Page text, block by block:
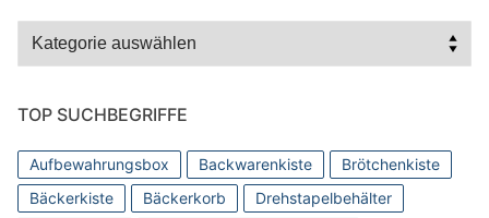
Kategorien
TOP SUCHBEGRIFFE
Aufbewahrungsbox Backwarenkiste
Brötchenkiste
Bäckerkiste
Bäckerkorb
Drehstapelbehälter